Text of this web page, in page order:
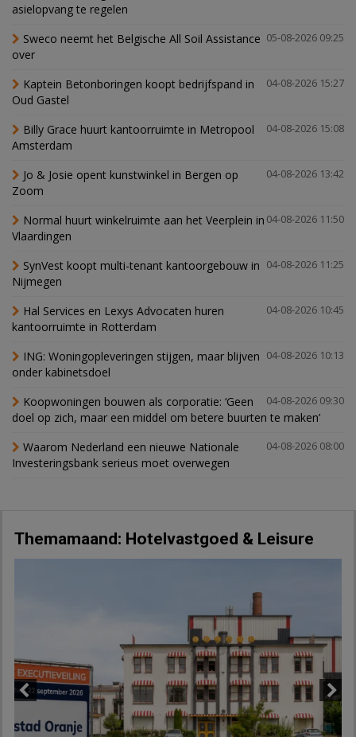
asielopvang te regelen
05-08-2026 09:25
Sweco neemt het Belgische All Soil Assistance
over
04-08-2026 15:27
Kaptein Betonboringen koopt bedrijfspand in
Oud Gastel
04-08-2026 15:08
Billy Grace huurt kantoorruimte in Metropool
Amsterdam
04-08-2026 13:42
Jo & Josie opent kunstwinkel in Bergen op
Zoom
04-08-2026 11:50
Normal huurt winkelruimte aan het Veerplein in
Vlaardingen
04-08-2026 11:25
SynVest koopt multi-tenant kantoorgebouw in
Nijmegen
04-08-2026 10:45
Hal Services en Lexys Advocaten huren
kantoorruimte in Rotterdam
04-08-2026 10:13
ING: Woningopleveringen stijgen, maar blijven
onder kabinetsdoel
04-08-2026 09:30
Koopwoningen bouwen als corporatie: ‘Geen
doel op zich, maar een middel om betere buurten te maken’
04-08-2026 08:00
Waarom Nederland een nieuwe Nationale
Investeringsbank serieus moet overwegen
Themamaand: Hotelvastgoed & Leisure
Next